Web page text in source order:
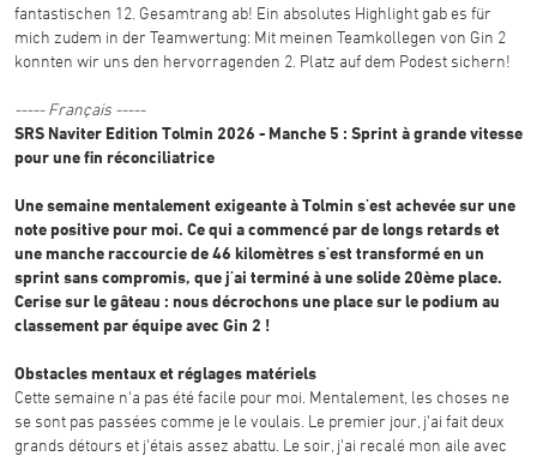
fantastischen 12. Gesamtrang ab! Ein absolutes Highlight gab es für
mich zudem in der Teamwertung: Mit meinen Teamkollegen von Gin 2
konnten wir uns den hervorragenden 2. Platz auf dem Podest sichern!
----- Français -----
SRS Naviter Edition Tolmin 2026 - Manche 5 : Sprint à grande vitesse
pour une fin réconciliatrice
Une semaine mentalement exigeante à Tolmin s'est achevée sur une
note positive pour moi. Ce qui a commencé par de longs retards et
une manche raccourcie de 46 kilomètres s'est transformé en un
sprint sans compromis, que j'ai terminé à une solide 20ème place.
Cerise sur le gâteau : nous décrochons une place sur le podium au
classement par équipe avec Gin 2 !
Obstacles mentaux et réglages matériels
Cette semaine n'a pas été facile pour moi. Mentalement, les choses ne
se sont pas passées comme je le voulais. Le premier jour, j'ai fait deux
grands détours et j'étais assez abattu. Le soir, j'ai recalé mon aile avec